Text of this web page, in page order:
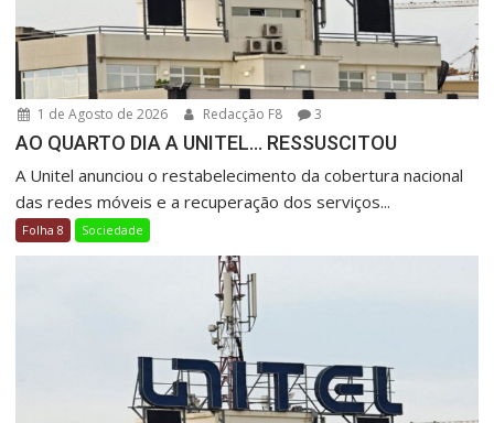
1 de Agosto de 2026 Redacção F8 3
AO QUARTO DIA A UNITEL… RESSUSCITOU
A Unitel anunciou o restabelecimento da cobertura nacional
das redes móveis e a recuperação dos serviços...
Folha 8 Sociedade